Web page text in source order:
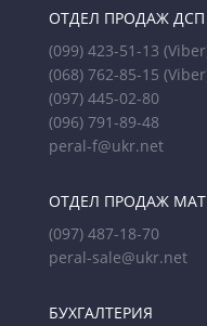
ОТДЕЛ ПРОДАЖ
(099) 423-51-13
(068) 762-85-15
(097) 445-02-80
(096) 791-89-48
peral-f@ukr.net
ОТДЕЛ ПРОДАЖ
(097) 487-18-70
peral-sale@ukr.net
БУХГАЛТЕРИЯ